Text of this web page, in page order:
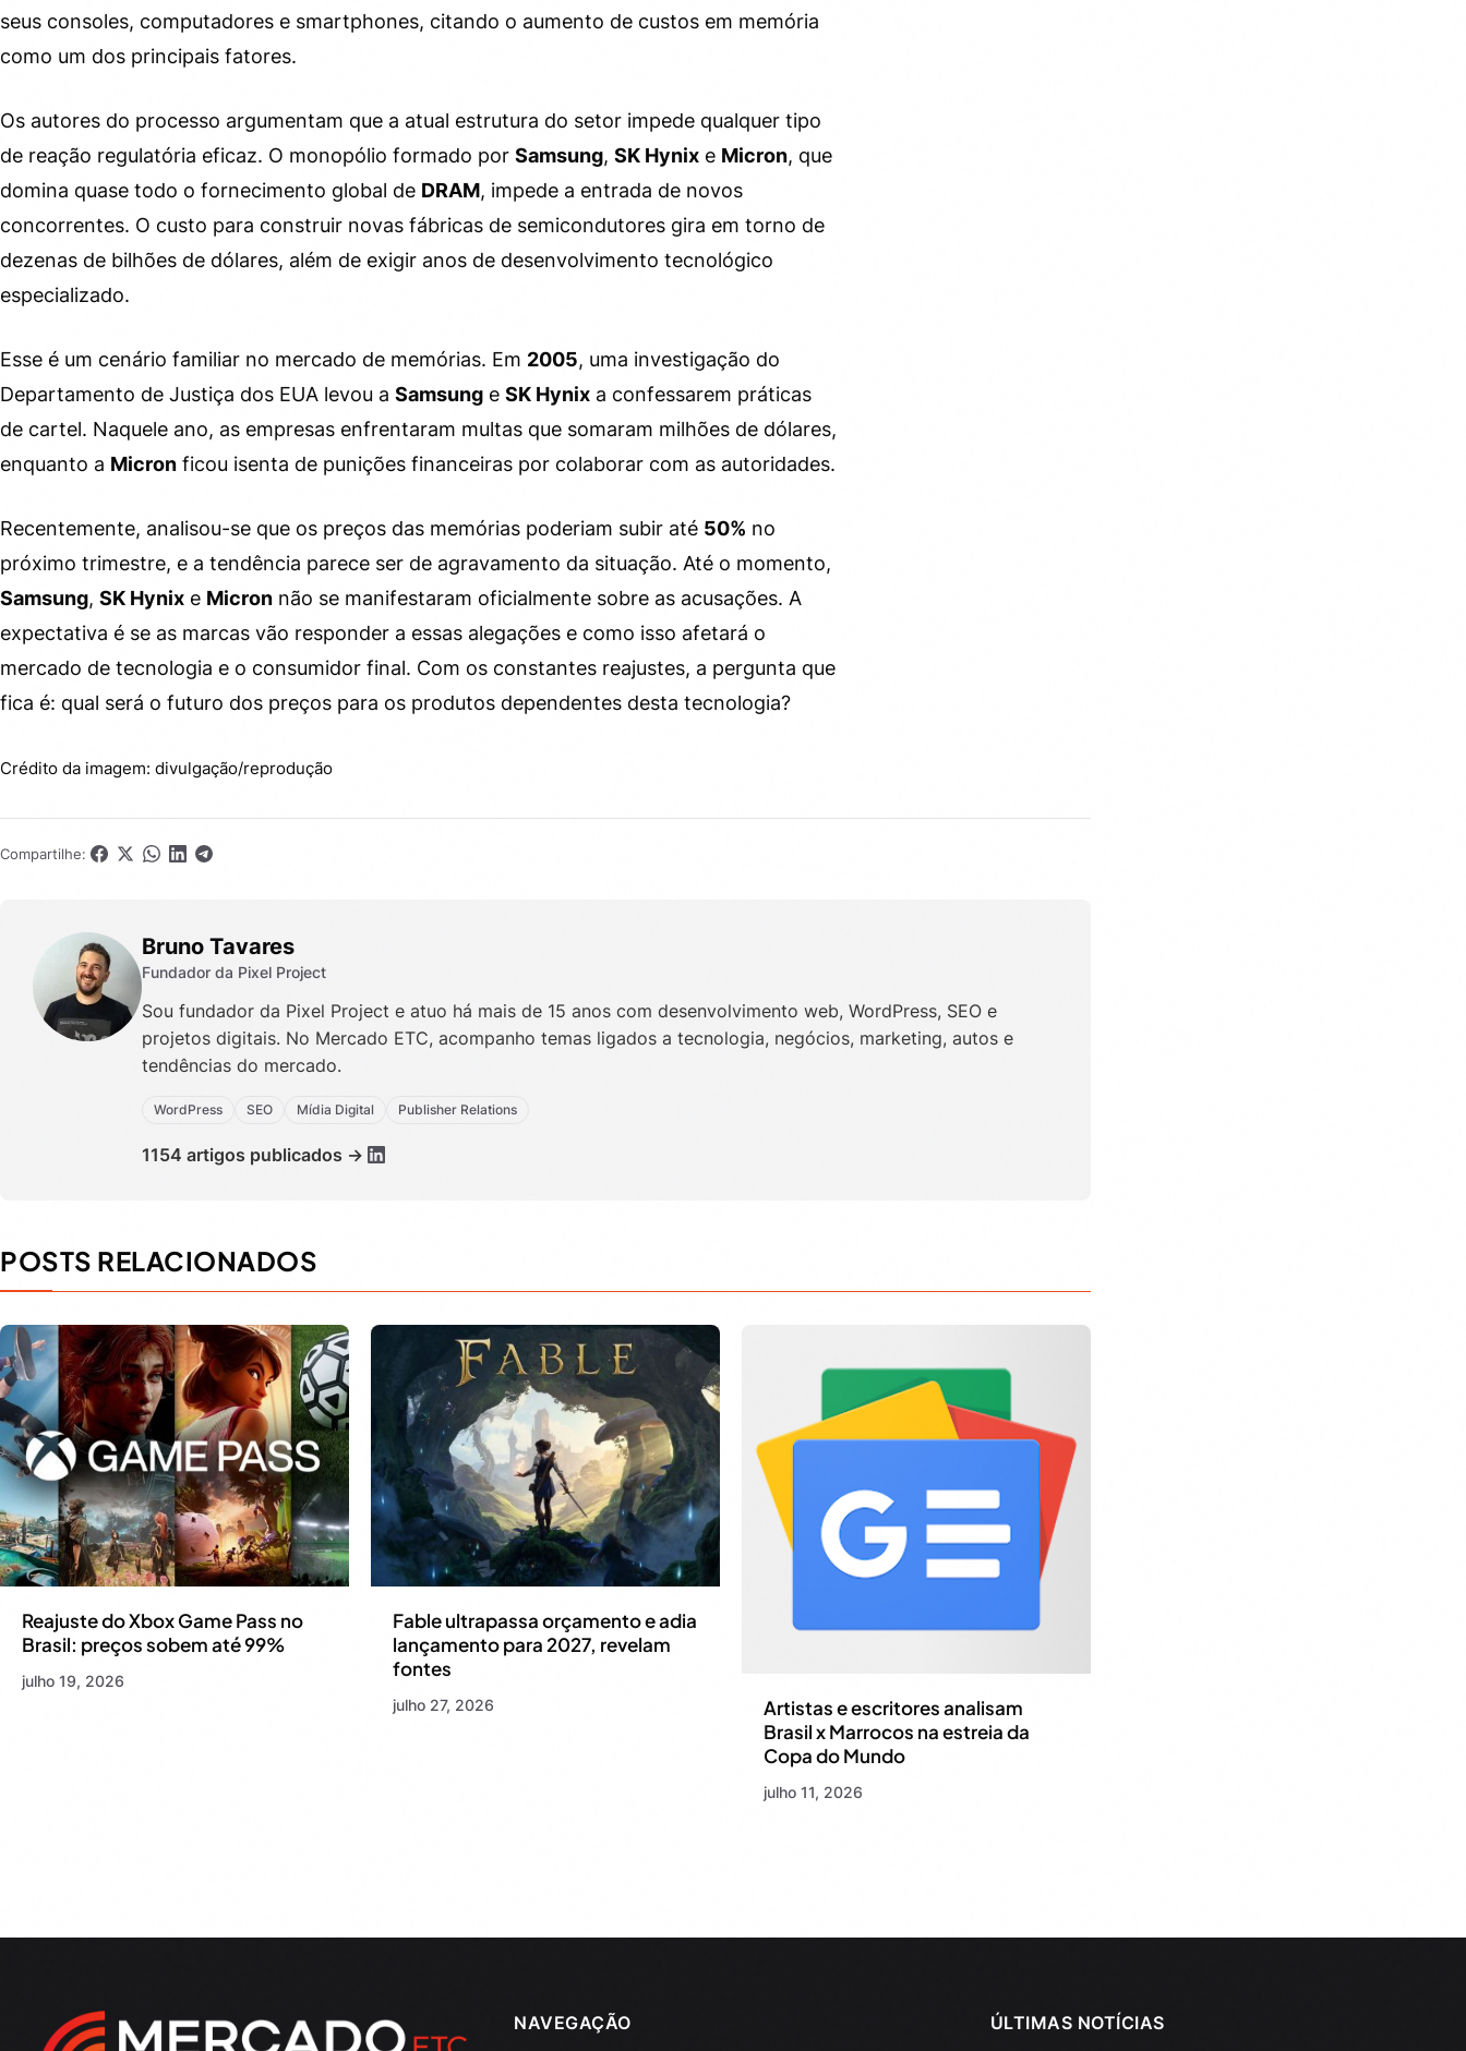
seus consoles, computadores e smartphones, citando o aumento de custos em memória
como um dos principais fatores.
Os autores do processo argumentam que a atual estrutura do setor impede qualquer tipo
de reação regulatória eficaz. O monopólio formado por Samsung, SK Hynix e Micron, que
domina quase todo o fornecimento global de DRAM, impede a entrada de novos
concorrentes. O custo para construir novas fábricas de semicondutores gira em torno de
dezenas de bilhões de dólares, além de exigir anos de desenvolvimento tecnológico
especializado.
Esse é um cenário familiar no mercado de memórias. Em 2005, uma investigação do
Departamento de Justiça dos EUA levou a Samsung e SK Hynix a confessarem práticas
de cartel. Naquele ano, as empresas enfrentaram multas que somaram milhões de dólares,
enquanto a Micron ficou isenta de punições financeiras por colaborar com as autoridades.
Recentemente, analisou-se que os preços das memórias poderiam subir até 50% no
próximo trimestre, e a tendência parece ser de agravamento da situação. Até o momento,
Samsung, SK Hynix e Micron não se manifestaram oficialmente sobre as acusações. A
expectativa é se as marcas vão responder a essas alegações e como isso afetará o
mercado de tecnologia e o consumidor final. Com os constantes reajustes, a pergunta que
fica é: qual será o futuro dos preços para os produtos dependentes desta tecnologia?
Crédito da imagem: divulgação/reprodução
Compartilhe:
Bruno Tavares
Fundador da Pixel Project
Sou fundador da Pixel Project e atuo há mais de 15 anos com desenvolvimento web, WordPress, SEO e
projetos digitais. No Mercado ETC, acompanho temas ligados a tecnologia, negócios, marketing, autos e
tendências do mercado.
WordPress SEO Mídia Digital Publisher Relations
1154 artigos publicados →
POSTS RELACIONADOS
Reajuste do Xbox Game Pass no
Brasil: preços sobem até 99%
julho 19, 2026
Fable ultrapassa orçamento e adia
lançamento para 2027, revelam
fontes
julho 27, 2026
Artistas e escritores analisam
Brasil x Marrocos na estreia da
Copa do Mundo
julho 11, 2026
NAVEGAÇÃO ÚLTIMAS NOTÍCIAS